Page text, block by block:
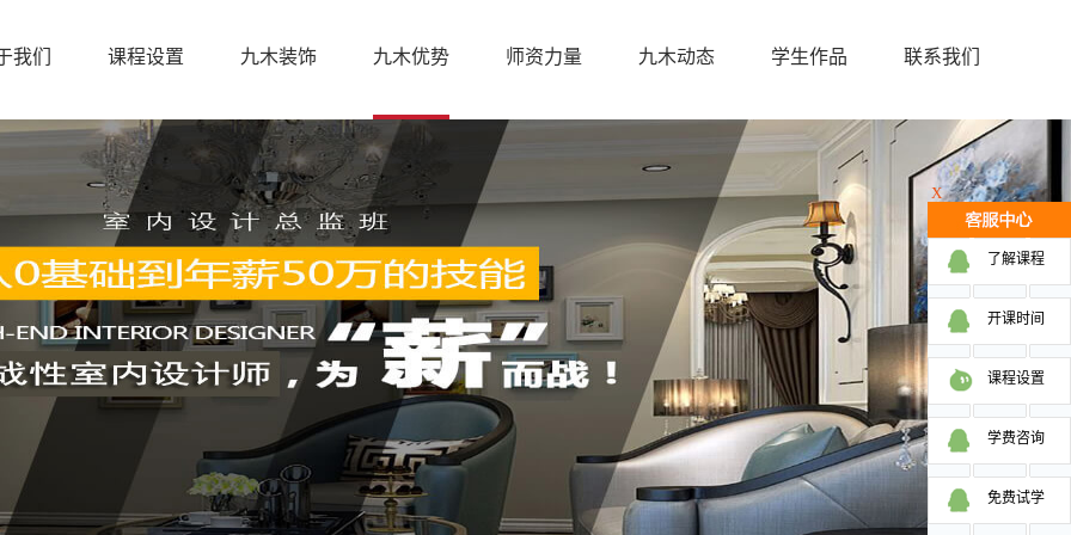
我们 课程设置 九木装饰 九木优势 师资力量 九木动态 学生作品 联系我们
X
了解课程
开课时间
课程设置
学费咨询
免费试学